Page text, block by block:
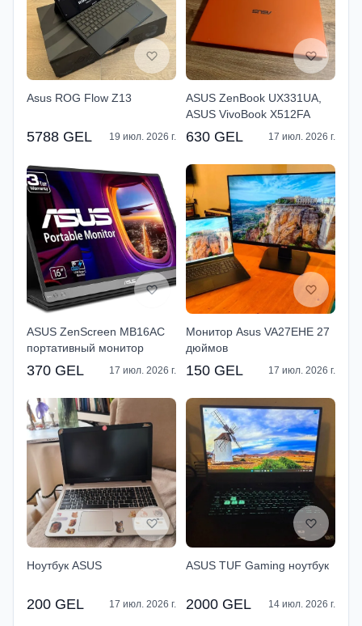
Asus ROG Flow Z13
5788 GEL 19 июл. 2026 г.
ASUS ZenBook UX331UA,
ASUS VivoBook X512FA
630 GEL 17 июл. 2026 г.
ASUS ZenScreen MB16AC
портативный монитор
370 GEL 17 июл. 2026 г.
Монитор Asus VA27EHE 27
дюймов
150 GEL 17 июл. 2026 г.
Ноутбук ASUS
200 GEL 17 июл. 2026 г.
ASUS TUF Gaming ноутбук
2000 GEL 14 июл. 2026 г.